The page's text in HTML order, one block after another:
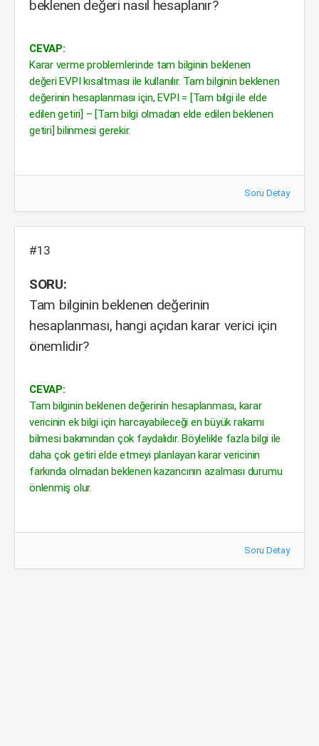
beklenen değeri nasıl hesaplanır?
CEVAP:
Karar verme problemlerinde tam bilginin beklenen
değeri EVPI kısaltması ile kullanılır. Tam bilginin beklenen
değerinin hesaplanması için, EVPI = [Tam bilgi ile elde
edilen getiri] – [Tam bilgi olmadan elde edilen beklenen
getiri] bilinmesi gerekir.
Soru Detay
#13
SORU:
Tam bilginin beklenen değerinin
hesaplanması, hangi açıdan karar verici için
önemlidir?
CEVAP:
Tam bilginin beklenen değerinin hesaplanması, karar
vericinin ek bilgi için harcayabileceği en büyük rakamı
bilmesi bakımından çok faydalıdır. Böylelikle fazla bilgi ile
daha çok getiri elde etmeyi planlayan karar vericinin
farkında olmadan beklenen kazancının azalması durumu
önlenmiş olur.
Soru Detay